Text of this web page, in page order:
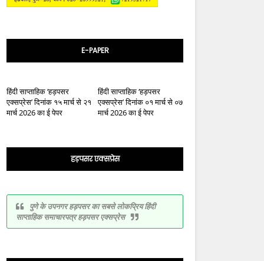
E-PAPER
हिंदी साप्ताहिक ‘हड़पसर
एक्सप्रेस’ दिनांक १५ मार्च से २१
मार्च 2026 का ई पेपर
हिंदी साप्ताहिक ‘हड़पसर
एक्सप्रेस’ दिनांक ०१ मार्च से ०७
मार्च 2026 का ई पेपर
हड़पसर एक्सप्रेस
पुणे के उपनगर हड़पसर का सबसे लोकप्रिय हिंदी
साप्ताहिक समाचारपत्र हड़पसर एक्सप्रेस